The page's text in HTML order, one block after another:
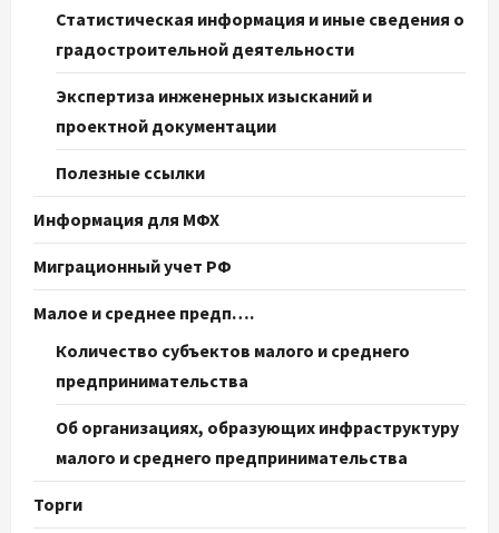
Статистическая информация и иные сведения о
градостроительной деятельности
Экспертиза инженерных изысканий и
проектной документации
Полезные ссылки
Информация для МФХ
Миграционный учет РФ
Малое и среднее предп….
Количество субъектов малого и среднего
предпринимательства
Об организациях, образующих инфраструктуру
малого и среднего предпринимательства
Торги